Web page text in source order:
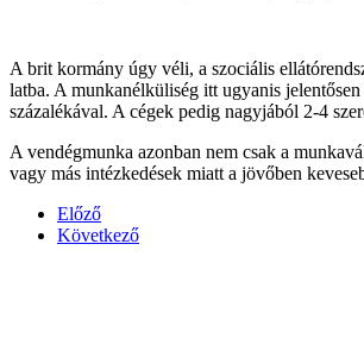
A brit kormány úgy véli, a szociális
latba. A munkanélküliség itt ugyanis
százalékával. A cégek pedig nagyjából 2-4
A vendégmunka azonban nem csak a
vagy más intézkedések miatt a jövőben
Előző
Következő